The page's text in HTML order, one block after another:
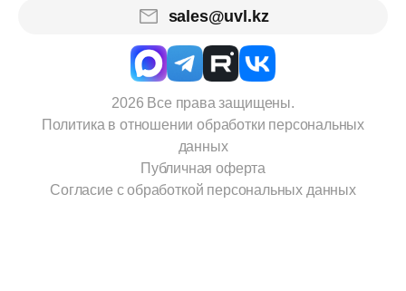
sales@uvl.kz
2026 Все права защищены.
Политика в отношении обработки персональных
данных
Публичная оферта
Согласие с обработкой персональных данных